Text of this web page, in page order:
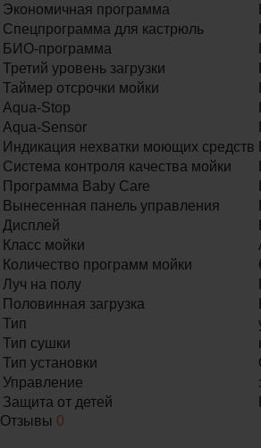
Экономичная программа
Спецпрограмма для кастрюль
БИО-программа
Третий уровень загрузки
Таймер отсрочки мойки
Aqua-Stop
Aqua-Sensor
Индикация нехватки моющих средств
Система контроля качества мойки
Программа Baby Care
Вынесенная панель управления
Дисплей
Класс мойки
Количество программ мойки
Луч на полу
Половинная загрузка
Тип
Тип сушки
Тип установки
Управление
Защита от детей
Отзывы 0